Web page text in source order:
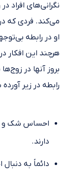
نگرانی‌های افراد
می‌کند. فردی که
او در رابطه
هرچند این افکار
بروز آنها در
رابطه در زیر
احساس شک و
دارند.
دائماً به